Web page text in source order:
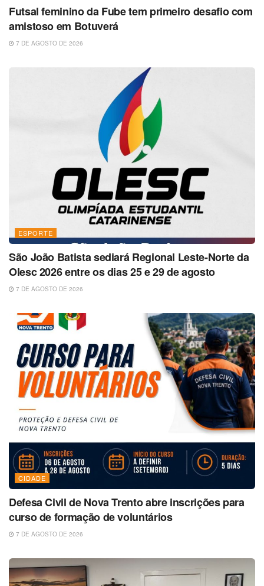
Futsal feminino da Fube tem primeiro desafio com
amistoso em Botuverá
7 DE AGOSTO DE 2026
ESPORTE
São João Batista sediará Regional Leste-Norte da
Olesc 2026 entre os dias 25 e 29 de agosto
7 DE AGOSTO DE 2026
CIDADE
Defesa Civil de Nova Trento abre inscrições para
curso de formação de voluntários
7 DE AGOSTO DE 2026